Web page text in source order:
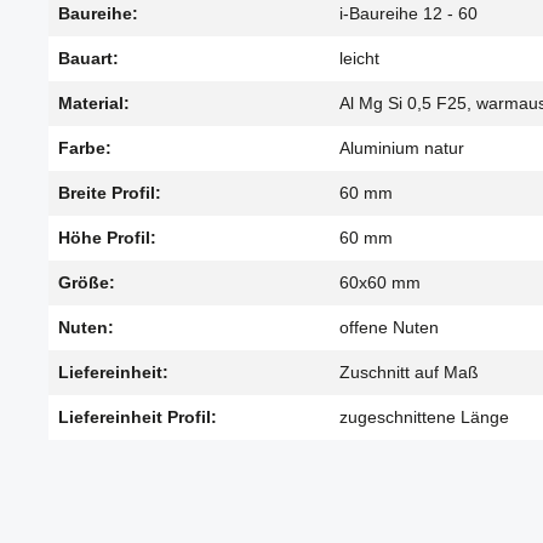
Baureihe: i-Baureihe 12 - 60
Bauart: leicht
Material: Al Mg Si 0,5 F25,
Farbe: Aluminium natur
Breite Profil: 60 mm
Höhe Profil: 60 mm
Größe: 60x60 mm
Nuten: offene Nuten
Liefereinheit: Zuschnitt auf Maß
Liefereinheit Profil: zugeschnittene Länge